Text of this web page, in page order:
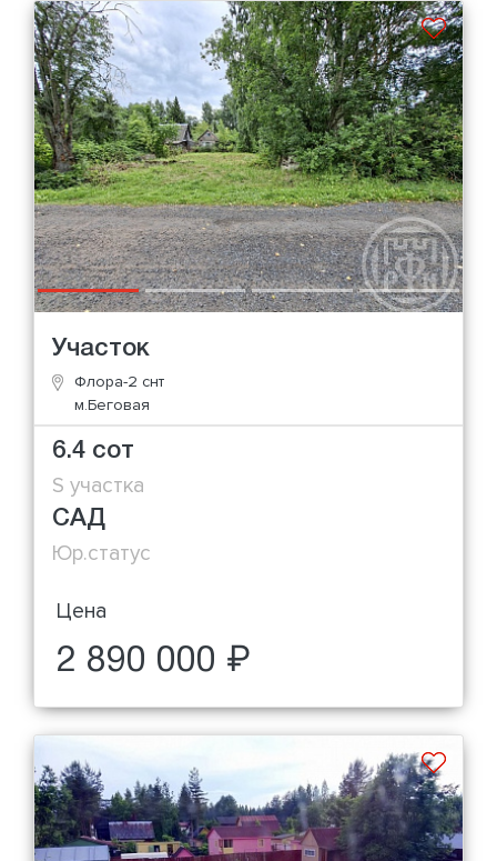
Участок
Флора-2 снт
м.Беговая
6.4 сот
S участка
САД
Юр.статус
Цена
2 890 000 ₽